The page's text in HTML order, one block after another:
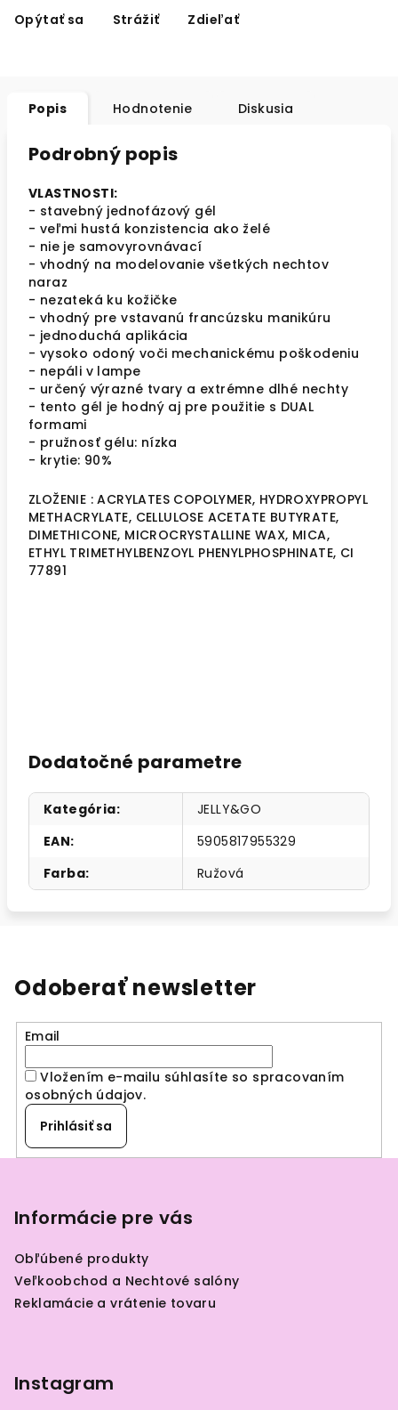
Opýtať sa Strážiť Zdieľať
Popis Hodnotenie Diskusia
Podrobný popis
VLASTNOSTI:
- stavebný jednofázový gél
- veľmi hustá konzistencia ako želé
- nie je samovyrovnávací
- vhodný na modelovanie všetkých nechtov
naraz
- nezateká ku kožičke
- vhodný pre vstavanú francúzsku manikúru
- jednoduchá aplikácia
- vysoko odoný voči mechanickému poškodeniu
- nepáli v lampe
- určený výrazné tvary a extrémne dlhé nechty
- tento gél je hodný aj pre použitie s DUAL
formami
- pružnosť gélu: nízka
- krytie: 90%
ZLOŽENIE : ACRYLATES COPOLYMER, HYDROXYPROPYL
METHACRYLATE, CELLULOSE ACETATE BUTYRATE,
DIMETHICONE, MICROCRYSTALLINE WAX, MICA,
ETHYL TRIMETHYLBENZOYL PHENYLPHOSPHINATE, CI
77891
Dodatočné parametre
Kategória:
JELLY&GO
EAN:
5905817955329
Farba: Ružová
Odoberať newsletter
Email
Vložením e-mailu súhlasíte so spracovaním
osobných údajov.
Prihlásiť sa
Informácie pre vás
Obľúbené produkty
Veľkoobchod a Nechtové salóny
Reklamácie a vrátenie tovaru
Instagram